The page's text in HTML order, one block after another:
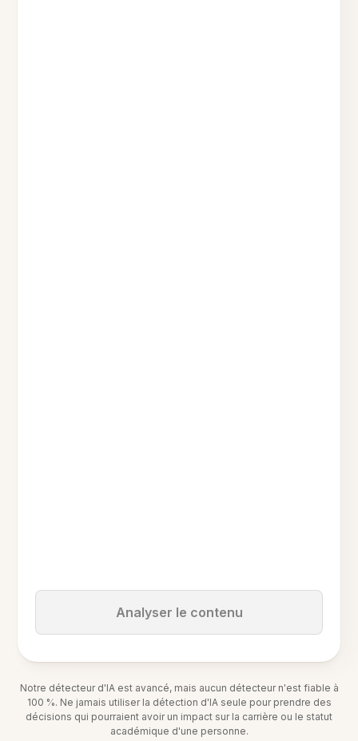
Analyser le contenu
Notre détecteur d'IA est avancé, mais aucun détecteur n'est fiable à
100 %. Ne jamais utiliser la détection d'IA seule pour prendre des
décisions qui pourraient avoir un impact sur la carrière ou le statut
académique d'une personne.